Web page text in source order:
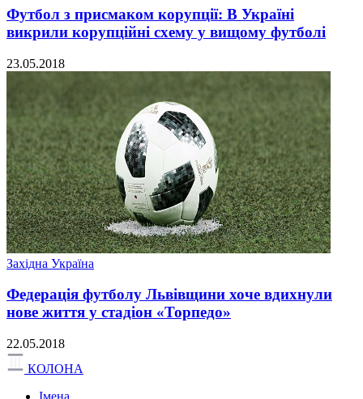
Футбол з присмаком корупції: В Україні
викрили корупційні схему у вищому футболі
23.05.2018
Західна Україна
Федерація футболу Львівщини хоче вдихнули
нове життя у стадіон «Торпедо»
22.05.2018
КОЛОНА